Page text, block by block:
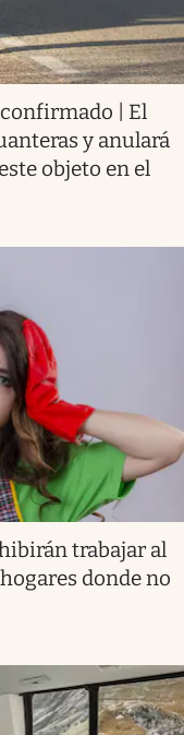
| El
y anulará
objeto en el
trabajar al
donde no